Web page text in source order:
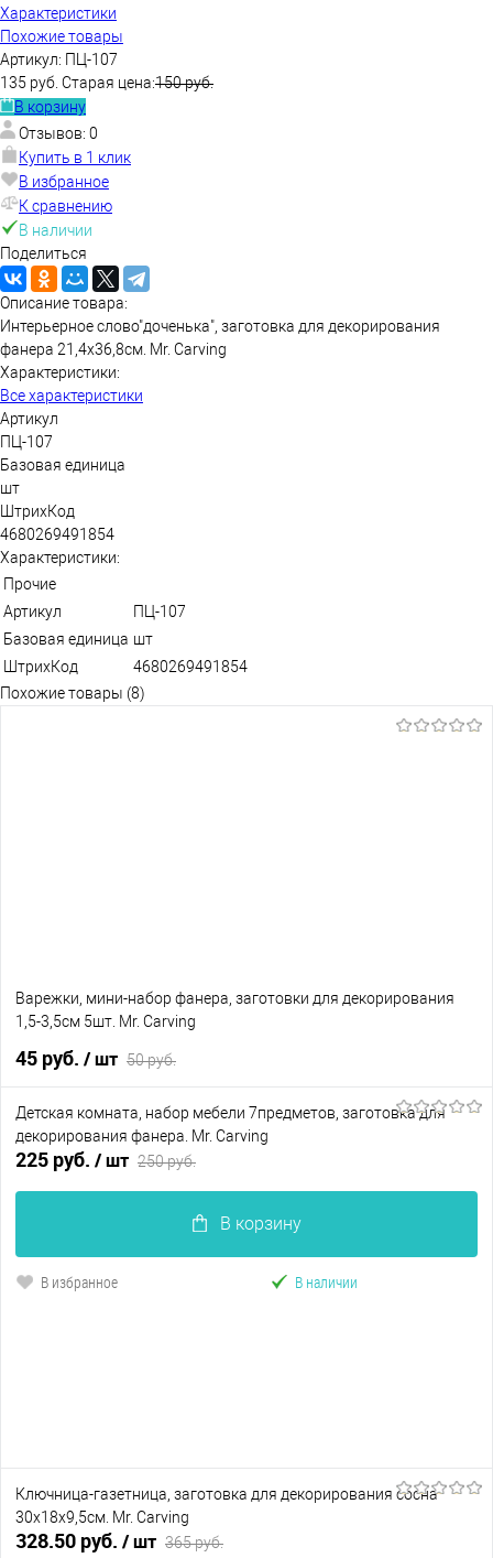
Характеристики
Похожие товары
Артикул: ПЦ-107
135 руб. Старая цена:150 руб.
В корзину
Отзывов: 0
Купить в 1 клик
В избранное
К сравнению
В наличии
Поделиться
Описание товара:
Интерьерное слово"доченька", заготовка для декорирования
фанера 21,4х36,8см. Mr. Carving
Характеристики:
Все характеристики
Артикул
ПЦ-107
Базовая единица
шт
ШтрихКод
4680269491854
Характеристики:
Прочие
Артикул
ПЦ-107
Базовая единица шт
ШтрихКод
4680269491854
Похожие товары (8)
Варежки, мини-набор фанера, заготовки для декорирования
1,5-3,5см 5шт. Mr. Carving
45 руб. / шт 50 руб.
В корзину
Детская комната, набор мебели 7предметов, заготовка для
декорирования фанера. Mr. Carving
225 руб. / шт 250 руб.
В корзину
В избранное В наличии
Ключница-газетница, заготовка для декорирования сосна
30х18х9,5см. Mr. Carving
328.50 руб. / шт 365 руб.